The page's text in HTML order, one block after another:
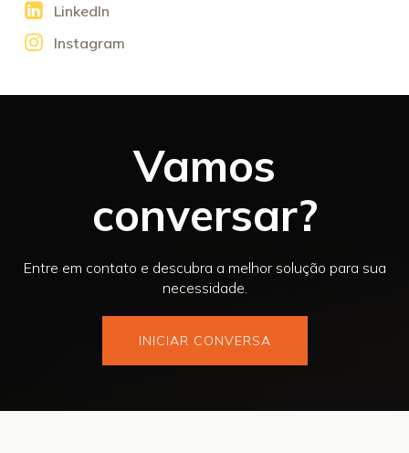
LinkedIn
Instagram
Vamos
conversar?
Entre em contato e descubra a melhor solução para sua
necessidade.
INICIAR CONVERSA